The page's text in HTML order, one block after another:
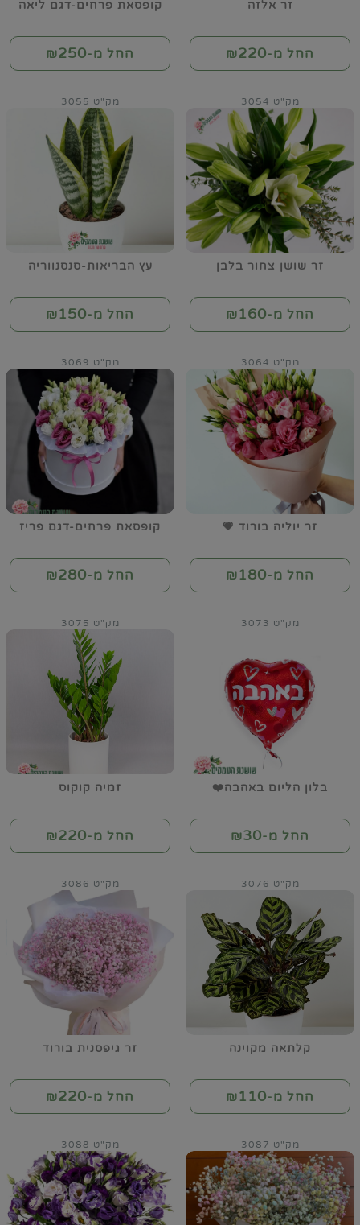
זר אלזה
החל מ-₪220
קופסאת פרחים-דגם ליאה
החל מ-₪250
זר שושן צחור בלבן
מק"ט 3054
החל מ-₪160
עץ הבריאות-סנסנווריה
מק"ט 3055
החל מ-₪150
זר יוליה בורוד 💗
מק"ט 3064
החל מ-₪180
קופסאת פרחים-דגם פריז
מק"ט 3069
החל מ-₪280
בלון הליום באהבה❤️
מק"ט 3073
החל מ-₪30
זמיה קוקוס
מק"ט 3075
החל מ-₪220
קלתאה מקוינה
מק"ט 3076
החל מ-₪110
זר גיפסנית בורוד
מק"ט 3086
החל מ-₪220
מק"ט 3087 מק"ט 3088